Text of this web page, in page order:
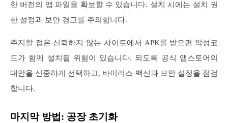
한 버전의 앱 파일을 확보할 수 있습니다. 설치 시에는 설치 권
한 설정과 보안 경고를 주의합니다.
주지할 점은 신뢰하지 않는 사이트에서 APK를 받으면 악성코
드가 함께 설치될 위험이 있습니다. 되도록 공식 앱스토어의
대안을 신중하게 선택하고, 바이러스 백신과 보안 설정을 점검
합니다.
마지막 방법: 공장 초기화